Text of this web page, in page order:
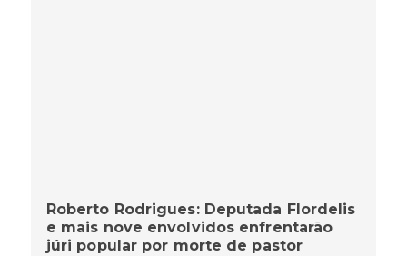
Roberto Rodrigues: Deputada Flordelis
e mais nove envolvidos enfrentarão
júri popular por morte de pastor